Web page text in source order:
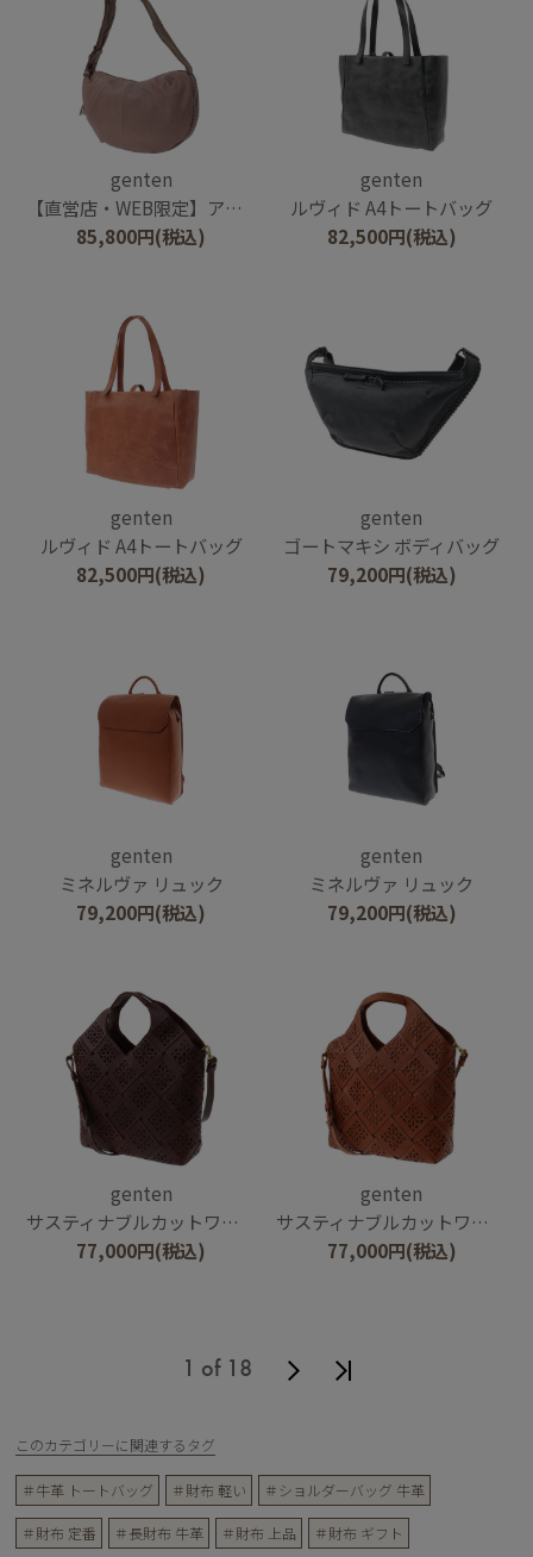
genten
【直営店・WEB限定】アマカ ショルダーバッグ大
85,800円(税込)
genten
ルヴィド A4トートバッグ
82,500円(税込)
genten
ルヴィド A4トートバッグ
82,500円(税込)
genten
ゴートマキシ ボディバッグ
79,200円(税込)
genten
ミネルヴァ リュック
79,200円(税込)
genten
ミネルヴァ リュック
79,200円(税込)
genten
サスティナブルカットワーク 2wayバッグ
77,000円(税込)
genten
サスティナブルカットワーク 2wayバッグ
77,000円(税込)
1 of 18
このカテゴリーに関連するタグ
＃牛革 トートバッグ ＃財布 軽い ＃ショルダーバッグ 牛革
＃財布 定番 ＃長財布 牛革 ＃財布 上品 ＃財布 ギフト